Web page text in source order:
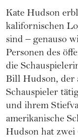
Kate Hudson
kalifornischen
sind – genauso
Personen des
die
Bill Hudson, der
Schauspieler
und ihrem
amerikanische
Hudson hat